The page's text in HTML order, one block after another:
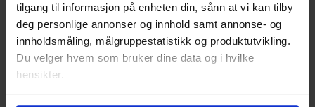
tilgang til informasjon på enheten din, sånn at vi kan tilby
deg personlige annonser og innhold samt annonse- og
innholdsmåling, målgruppestatistikk og produktutvikling.
Du velger hvem som bruker dine data og i hvilke
hensikter.
Storebrandhar valgt en helt annen strategi enn de
andre bankene, og gir god lånerente til alle som
energimerker boligen sin og forplikter seg til å
vurdereforbedringstiltak.